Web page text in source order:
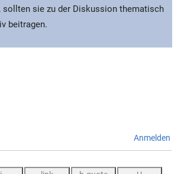
sollten sie zu der Diskussion thematisch
beitragen.
Anmelden